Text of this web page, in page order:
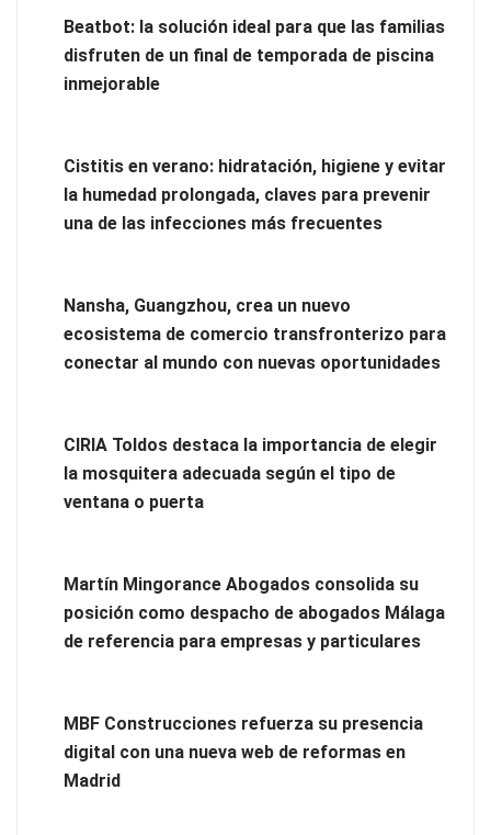
Goo! Lavanderías: el modelo que revoluciona la colada
Beatbot: la solución ideal para que las familias disfruten de
un final de temporada de piscina inmejorable
Beatbot: la solución ideal para que las familias
disfruten de un final de temporada de piscina
inmejorable
Cistitis en verano: hidratación, higiene y evitar
la humedad prolongada, claves para prevenir
una de las infecciones más frecuentes
Nansha, Guangzhou, crea un nuevo
ecosistema de comercio transfronterizo para
conectar al mundo con nuevas oportunidades
CIRIA Toldos destaca la importancia de elegir
la mosquitera adecuada según el tipo de
ventana o puerta
Martín Mingorance Abogados consolida su
posición como despacho de abogados Málaga
de referencia para empresas y particulares
MBF Construcciones refuerza su presencia
digital con una nueva web de reformas en
Madrid